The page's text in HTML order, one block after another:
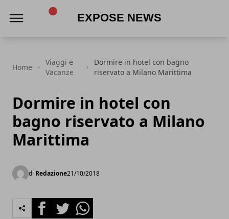
Home
Viaggi e
Vacanze
Dormire in hotel con bagno
riservato a Milano Marittima
Dormire in hotel con
bagno riservato a Milano
Marittima
di Redazione21/10/2018
FacebookTwitterWhatsapp